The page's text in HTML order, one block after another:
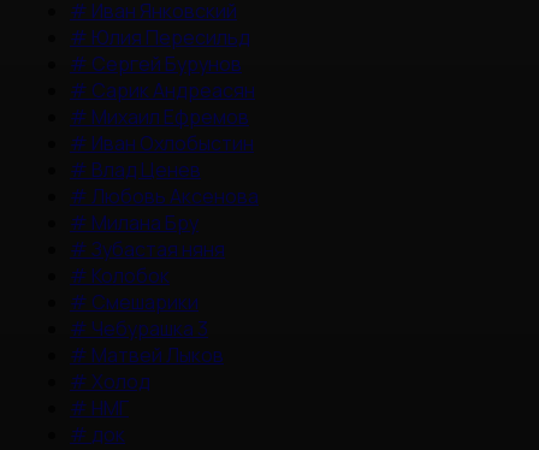
# Иван Янковский
# Юлия Пересильд
# Сергей Бурунов
# Сарик Андреасян
# Михаил Ефремов
# Иван Охлобыстин
# Влад Ценев
#Любовь Аксенова
# Милана Бру
#Зубастая няня
# Колобок
# Смешарики
# Чебурашка 3
# Матвей Лыков
#Холод
# НМГ
# док